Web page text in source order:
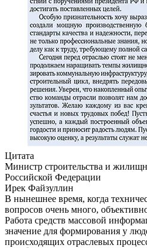
Цитата
Министр строительства и
Российской Федерации
Ирек Файзуллин
В нынешнее время, когда
вопросов очень много,
Работа средств массовой
значение для формирования у
происходящих отраслевых